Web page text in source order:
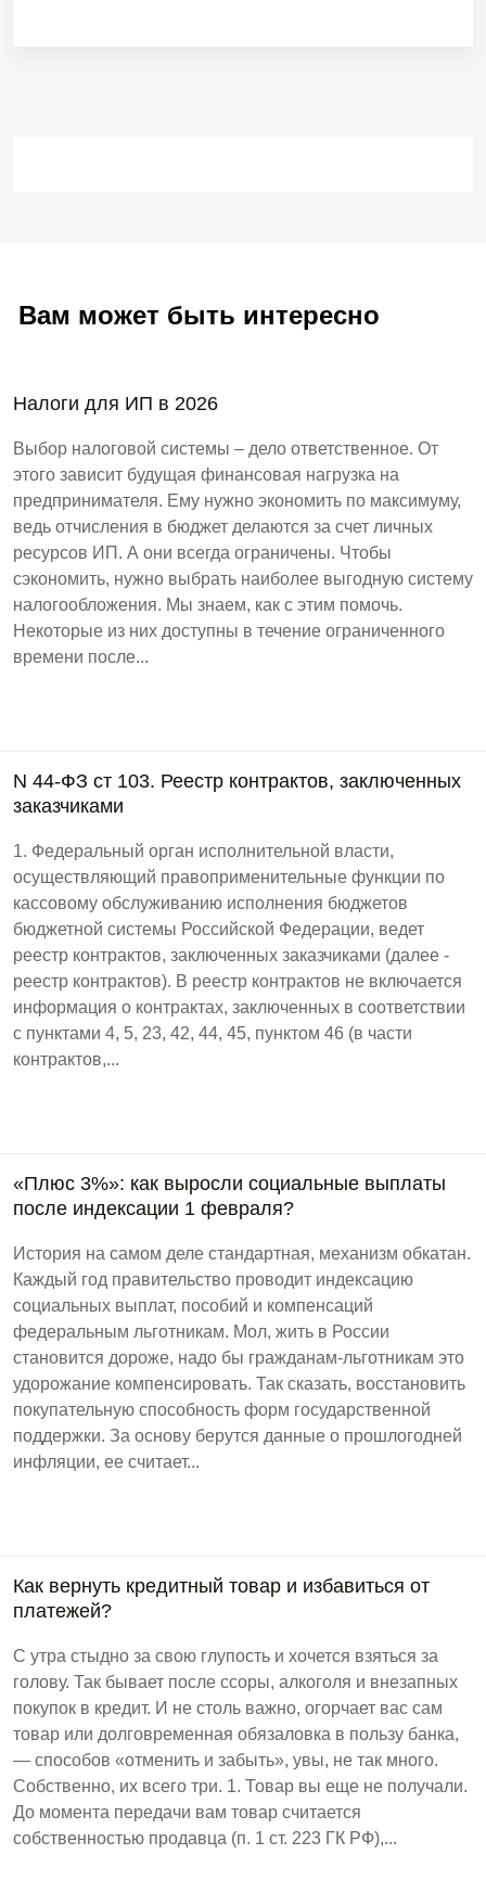
Вам может быть интересно
Налоги для ИП в 2026
Выбор налоговой системы – дело ответственное. От
этого зависит будущая финансовая нагрузка на
предпринимателя. Ему нужно экономить по максимуму,
ведь отчисления в бюджет делаются за счет личных
ресурсов ИП. А они всегда ограничены. Чтобы
сэкономить, нужно выбрать наиболее выгодную систему
налогообложения. Мы знаем, как с этим помочь.
Некоторые из них доступны в течение ограниченного
времени после...
N 44-ФЗ ст 103. Реестр контрактов, заключенных
заказчиками
1. Федеральный орган исполнительной власти,
осуществляющий правоприменительные функции по
кассовому обслуживанию исполнения бюджетов
бюджетной системы Российской Федерации, ведет
реестр контрактов, заключенных заказчиками (далее -
реестр контрактов). В реестр контрактов не включается
информация о контрактах, заключенных в соответствии
с пунктами 4, 5, 23, 42, 44, 45, пунктом 46 (в части
контрактов,...
«Плюс 3%»: как выросли социальные выплаты
после индексации 1 февраля?
История на самом деле стандартная, механизм обкатан.
Каждый год правительство проводит индексацию
социальных выплат, пособий и компенсаций
федеральным льготникам. Мол, жить в России
становится дороже, надо бы гражданам-льготникам это
удорожание компенсировать. Так сказать, восстановить
покупательную способность форм государственной
поддержки. За основу берутся данные о прошлогодней
инфляции, ее считает...
Как вернуть кредитный товар и избавиться от
платежей?
С утра стыдно за свою глупость и хочется взяться за
голову. Так бывает после ссоры, алкоголя и внезапных
покупок в кредит. И не столь важно, огорчает вас сам
товар или долговременная обязаловка в пользу банка,
— способов «отменить и забыть», увы, не так много.
Собственно, их всего три. 1. Товар вы еще не получали.
До момента передачи вам товар считается
собственностью продавца (п. 1 ст. 223 ГК РФ),...